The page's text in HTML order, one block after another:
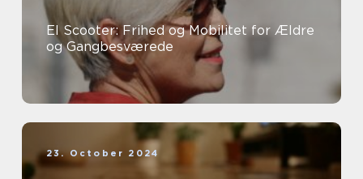
El Scooter: Frihed og Mobilitet for Ældre
og Gangbesværede
23. October 2024